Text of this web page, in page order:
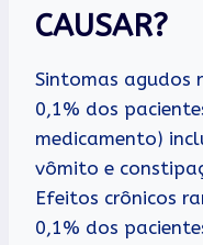
CAUSAR?
Sintomas agudos
0,1% dos
medicamento)
vômito e
Efeitos crônicos
0,1% dos